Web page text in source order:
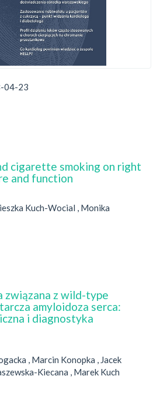
04-23
cigarette smoking on right
and function
Kuch-Wocial , Monika
związana z wild-type
amyloidoza serca:
i diagnostyka
, Marcin Konopka , Jacek
Kiecana , Marek Kuch